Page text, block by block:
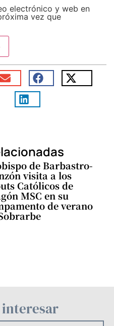
electrónico y web en
vez que
de Barbastro-
visita a los
Católicos de
MSC en su
de verano
interesar